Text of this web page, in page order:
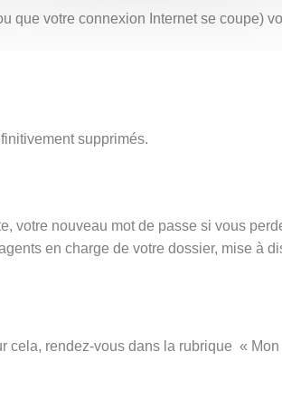
que votre connexion Internet se coupe)
supprimés.
votre nouveau mot de passe si vous
en charge de votre dossier, mise à
rendez-vous dans la rubrique «